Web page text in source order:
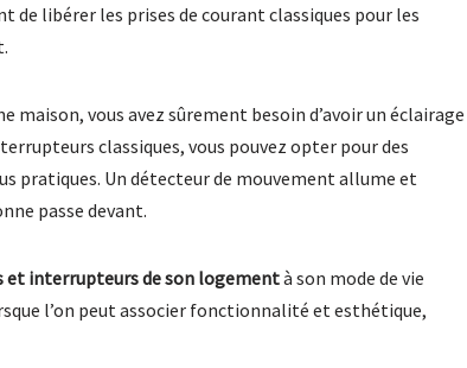
libérer les prises de courant classiques pour les
maison, vous avez sûrement besoin d’avoir un éclairage
classiques, vous pouvez opter pour des
pratiques. Un détecteur de mouvement allume et
passe devant.
et interrupteurs de son logementà son mode de vie
l’on peut associer fonctionnalité et esthétique,